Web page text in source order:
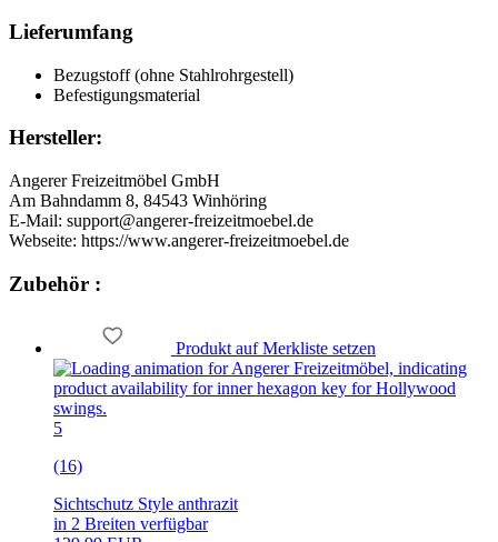
Lieferumfang
Bezugstoff (ohne Stahlrohrgestell)
Befestigungsmaterial
Hersteller:
Angerer Freizeitmöbel GmbH
Am Bahndamm 8, 84543 Winhöring
E-Mail: support@angerer-freizeitmoebel.de
Webseite: https://www.angerer-freizeitmoebel.de
Zubehör :
Produkt auf Merkliste setzen
5
(16)
Sichtschutz Style anthrazit
in 2 Breiten verfügbar